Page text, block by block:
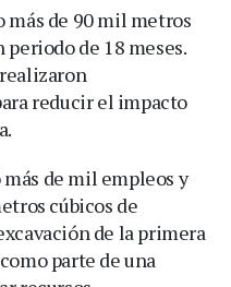
de 90 mil metros
periodo de 18 meses.
reducir el impacto
de mil empleos y
cúbicos de
de la primera
parte de una